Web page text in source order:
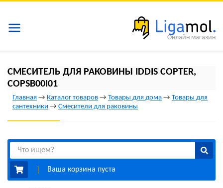
СМЕСИТЕЛЬ ДЛЯ РАКОВИНЫ IDDIS COPTER,
COPSB00I01
Главная → Каталог товаров → Товары для дома → Товары для
сантехники → Смесители для раковины
Ваша корзина пуста
Онлайн магазин